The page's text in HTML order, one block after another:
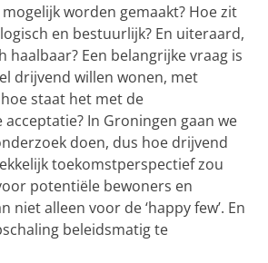
worden gemaakt? Hoe zit
en bestuurlijk? En uiteraard,
haalbaar? Een belangrijke vraag is
drijvend willen wonen, met
staat het met de
In Groningen gaan we
doen, dus hoe drijvend
toekomstperspectief zou
potentiële bewoners en
niet alleen voor de ‘happy few’. En
beleidsmatig te